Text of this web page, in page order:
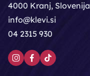
4000 Kranj, Slovenija
info@klevi.si
04 2315 930